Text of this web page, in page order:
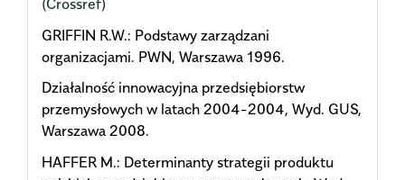
(Crossref)
GRIFFIN R.W.: Podstawy zarządzani
organizacjami. PWN, Warszawa 1996.
Działalność innowacyjna przedsiębiorstw
przemysłowych w latach 2004-2004, Wyd. GUS,
Warszawa 2008.
HAFFER M.: Determinanty strategii produktu